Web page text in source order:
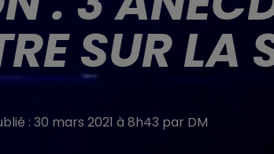
SUR LA
: 30 mars 2021 à 8h43 par DM